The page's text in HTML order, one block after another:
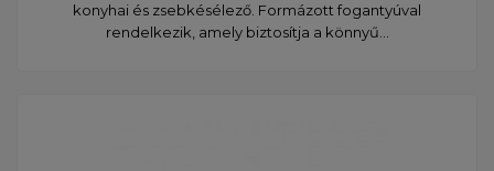
konyhai és zsebkésélező. Formázott fogantyúval
rendelkezik, amely biztosítja a könnyű...